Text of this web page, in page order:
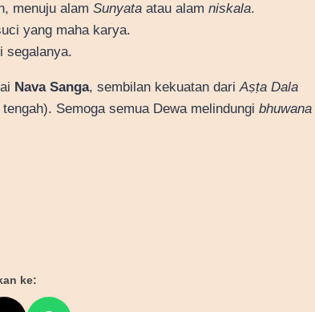
menuju alam Sunyata atau alam niskala.
yang maha karya.
segalanya.
Nava Sanga, sembilan kekuatan dariAṣṭa Dala
Semoga semua Dewa melindungi bhuwana
ke: